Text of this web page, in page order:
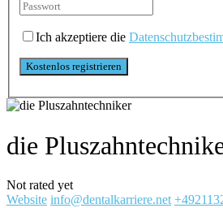
Ich akzeptiere die
die
Not rated yet
Website info@dentalkarriere.net